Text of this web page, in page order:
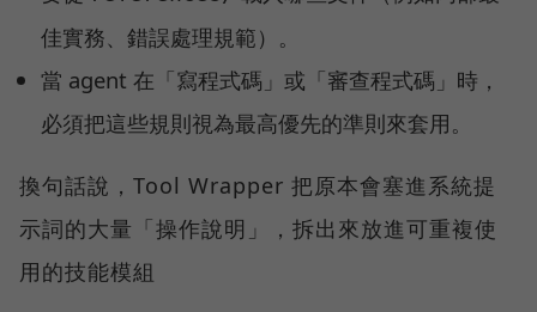
佳實務、錯誤處理規範）。
當 agent 在「寫程式碼」或「審查程式碼」時，
必須把這些規則視為最高優先的準則來套用。
換句話說，Tool Wrapper 把原本會塞進系統提
示詞的大量「操作說明」，拆出來放進可重複使
用的技能模組